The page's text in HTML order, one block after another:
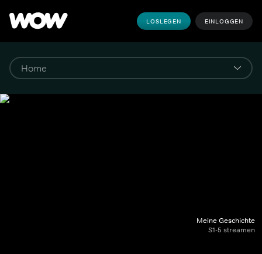
LOSLEGEN EINLOGGEN
Meine Geschichte
S1-5 streamen